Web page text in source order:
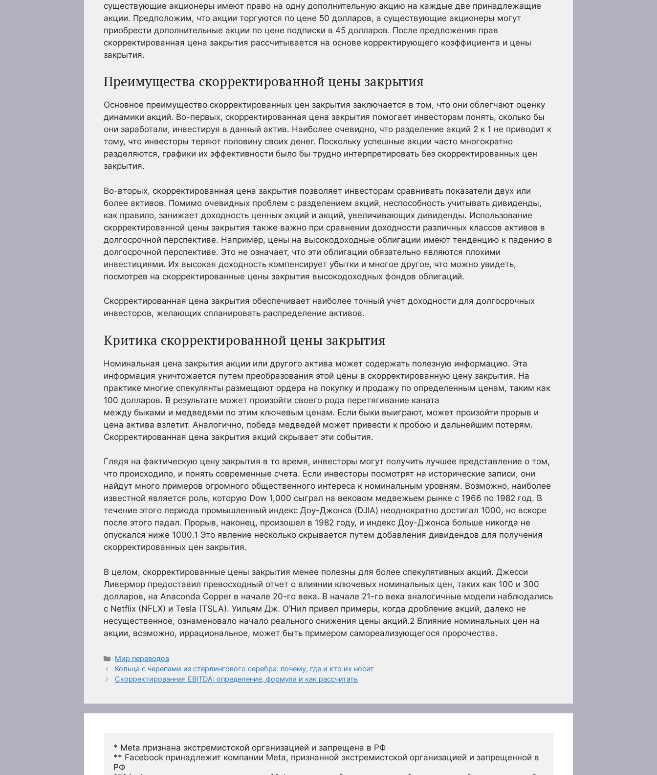
существующие акционеры имеют право на одну дополнительную акцию на каждые две принадлежащие
акции. Предположим, что акции торгуются по цене 50 долларов, а существующие акционеры могут
приобрести дополнительные акции по цене подписки в 45 долларов. После предложения прав
скорректированная цена закрытия рассчитывается на основе корректирующего коэффициента и цены
закрытия.
Преимущества скорректированной цены закрытия
Основное преимущество скорректированных цен закрытия заключается в том, что они облегчают оценку
динамики акций. Во-первых, скорректированная цена закрытия помогает инвесторам понять, сколько бы
они заработали, инвестируя в данный актив. Наиболее очевидно, что разделение акций 2 к 1 не приводит к
тому, что инвесторы теряют половину своих денег. Поскольку успешные акции часто многократно
разделяются, графики их эффективности было бы трудно интерпретировать без скорректированных цен
закрытия.
Во-вторых, скорректированная цена закрытия позволяет инвесторам сравнивать показатели двух или
более активов. Помимо очевидных проблем с разделением акций, неспособность учитывать дивиденды,
как правило, занижает доходность ценных акций и акций, увеличивающих дивиденды. Использование
скорректированной цены закрытия также важно при сравнении доходности различных классов активов в
долгосрочной перспективе. Например, цены на высокодоходные облигации имеют тенденцию к падению в
долгосрочной перспективе. Это не означает, что эти облигации обязательно являются плохими
инвестициями. Их высокая доходность компенсирует убытки и многое другое, что можно увидеть,
посмотрев на скорректированные цены закрытия высокодоходных фондов облигаций.
Скорректированная цена закрытия обеспечивает наиболее точный учет доходности для долгосрочных
инвесторов, желающих спланировать распределение активов.
Критика скорректированной цены закрытия
Номинальная цена закрытия акции или другого актива может содержать полезную информацию. Эта
информация уничтожается путем преобразования этой цены в скорректированную цену закрытия. На
практике многие спекулянты размещают ордера на покупку и продажу по определенным ценам, таким как
100 долларов. В результате может произойти своего рода перетягивание каната
между быками и медведями по этим ключевым ценам. Если быки выиграют, может произойти прорыв и
цена актива взлетит. Аналогично, победа медведей может привести к пробою и дальнейшим потерям.
Скорректированная цена закрытия акций скрывает эти события.
Глядя на фактическую цену закрытия в то время, инвесторы могут получить лучшее представление о том,
что происходило, и понять современные счета. Если инвесторы посмотрят на исторические записи, они
найдут много примеров огромного общественного интереса к номинальным уровням. Возможно, наиболее
известной является роль, которую Dow 1,000 сыграл на вековом медвежьем рынке с 1966 по 1982 год. В
течение этого периода промышленный индекс Доу-Джонса (DJIA) неоднократно достигал 1000, но вскоре
после этого падал. Прорыв, наконец, произошел в 1982 году, и индекс Доу-Джонса больше никогда не
опускался ниже 1000.1 Это явление несколько скрывается путем добавления дивидендов для получения
скорректированных цен закрытия.
В целом, скорректированные цены закрытия менее полезны для более спекулятивных акций. Джесси
Ливермор предоставил превосходный отчет о влиянии ключевых номинальных цен, таких как 100 и 300
долларов, на Anaconda Copper в начале 20-го века. В начале 21-го века аналогичные модели наблюдались
с Netflix (NFLX) и Tesla (TSLA). Уильям Дж. О’Нил привел примеры, когда дробление акций, далеко не
несущественное, ознаменовало начало реального снижения цены акций.2 Влияние номинальных цен на
акции, возможно, иррациональное, может быть примером самореализующегося пророчества.
Рубрики
Мир переводов
Кольца с черепами из стерлингового серебра: почему, где и кто их носит
Скорректированная EBITDA: определение, формула и как рассчитать
* Meta признана экстремистской организацией и запрещена в РФ
** Facebook принадлежит компании Meta, признанной экстремистской организацией и запрещенной в
РФ